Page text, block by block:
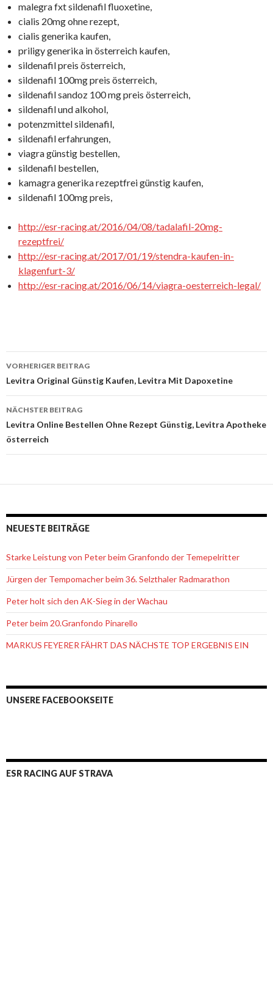
malegra fxt sildenafil fluoxetine,
cialis 20mg ohne rezept,
cialis generika kaufen,
priligy generika in österreich kaufen,
sildenafil preis österreich,
sildenafil 100mg preis österreich,
sildenafil sandoz 100 mg preis österreich,
sildenafil und alkohol,
potenzmittel sildenafil,
sildenafil erfahrungen,
viagra günstig bestellen,
sildenafil bestellen,
kamagra generika rezeptfrei günstig kaufen,
sildenafil 100mg preis,
http://esr-racing.at/2016/04/08/tadalafil-20mg-
rezeptfrei/
http://esr-racing.at/2017/01/19/stendra-kaufen-in-
klagenfurt-3/
http://esr-racing.at/2016/06/14/viagra-oesterreich-legal/
Beitrags-
Navigation
VORHERIGER BEITRAG
Levitra Original Günstig Kaufen, Levitra Mit Dapoxetine
NÄCHSTER BEITRAG
Levitra Online Bestellen Ohne Rezept Günstig, Levitra Apotheke
österreich
NEUESTE BEITRÄGE
Starke Leistung von Peter beim Granfondo der Temepelritter
Jürgen der Tempomacher beim 36. Selzthaler Radmarathon
Peter holt sich den AK-Sieg in der Wachau
Peter beim 20.Granfondo Pinarello
MARKUS FEYERER FÄHRT DAS NÄCHSTE TOP ERGEBNIS EIN
UNSERE FACEBOOKSEITE
ESR RACING AUF STRAVA